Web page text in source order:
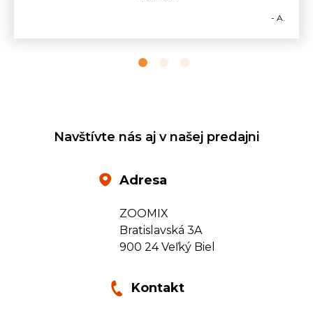
- A.
Navštívte nás aj v našej predajni
Adresa
ZOOMIX
Bratislavská 3A
900 24 Veľký Biel
Kontakt